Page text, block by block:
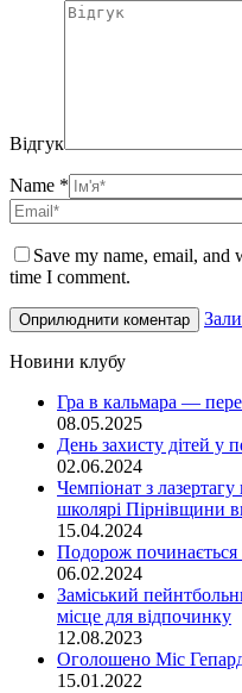
Відгук
Name *
Save my name, email, and
time I comment.
Новини клубу
Гра в кальмара —
08.05.2025
День захисту дітей у
02.06.2024
Чемпіонат з
школярі Пірнівщини
15.04.2024
Подорож починається
06.02.2024
Заміський
місце для відпочинку
12.08.2023
Оголошено Міс
15.01.2022